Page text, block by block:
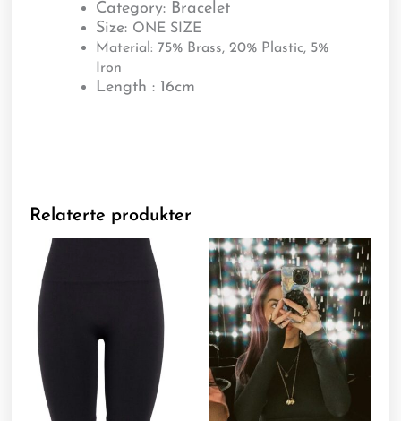
Category: Bracelet
Size: ONE SIZE
Material:75% Brass, 20% Plastic, 5%
Iron
Length : 16cm
Relaterte produkter